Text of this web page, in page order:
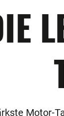
Motor-